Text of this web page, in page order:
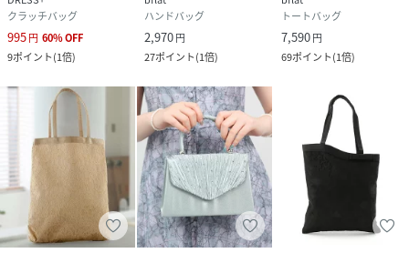
クラッチバッグ
995円 60%OFF
9ポイント(1倍)
ハンドバッグ
2,970円
27ポイント(1倍)
トートバッグ
7,590円
69ポイント(1倍)